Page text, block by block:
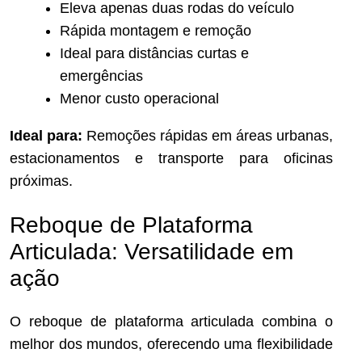
Eleva apenas duas rodas do veículo
Rápida montagem e remoção
Ideal para distâncias curtas e
emergências
Menor custo operacional
Ideal para: Remoções rápidas em áreas urbanas,
estacionamentos e transporte para oficinas
próximas.
Reboque de Plataforma
Articulada: Versatilidade em
ação
O reboque de plataforma articulada combina o
melhor dos mundos, oferecendo uma flexibilidade